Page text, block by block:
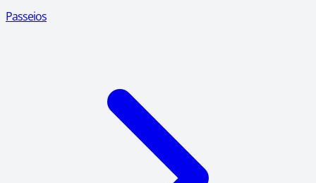
Passeios